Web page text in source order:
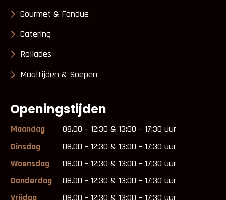
Gourmet & Fondue
Catering
Rollades
Maaltijden & Soepen
Openingstijden
Maandag
08.00 – 12:30 & 13:00 – 17:30 uur
Dinsdag
08.00 – 12:30 & 13:00 – 17:30 uur
Woensdag
08.00 – 12:30 & 13:00 – 17:30 uur
Donderdag
08.00 – 12:30 & 13:00 – 17:30 uur
Vrijdag
08.00 – 12:30 & 13:00 – 17:30 uur